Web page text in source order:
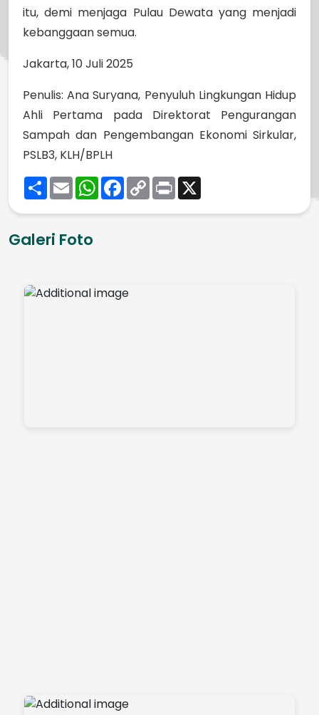
itu, demi menjaga Pulau Dewata yang menjadi
kebanggaan semua.
Jakarta, 10 Juli 2025
Penulis: Ana Suryana, Penyuluh Lingkungan Hidup
Ahli Pertama pada Direktorat Pengurangan
Sampah dan Pengembangan Ekonomi Sirkular,
PSLB3, KLH/BPLH
ShareEmailWhatsApp
Facebook
Copy
Link
Print
Galeri Foto